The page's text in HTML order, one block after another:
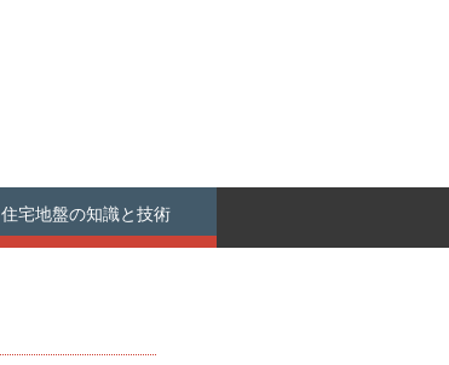
住宅地盤の知識と技術